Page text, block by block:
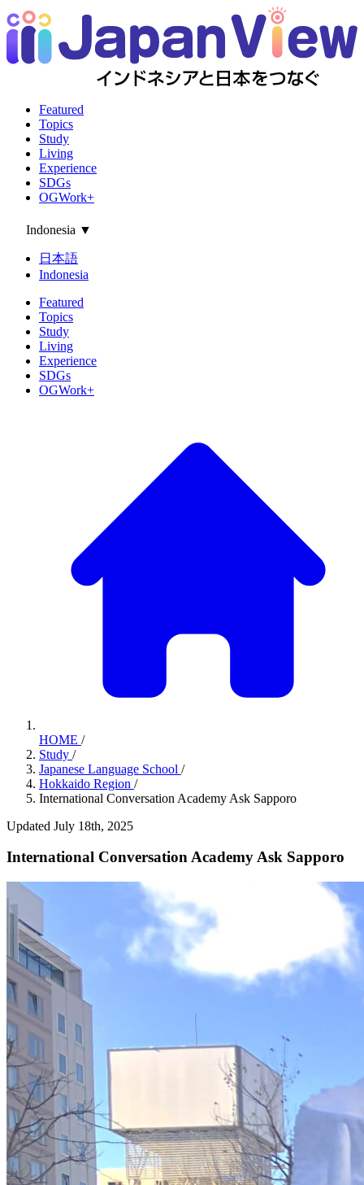
Featured
Topics
Study
Living
Experience
SDGs
OGWork+
Indonesia ▼
日本語
Indonesia
Featured
Topics
Study
Living
Experience
SDGs
OGWork+
HOME /
Study /
Japanese Language School /
Hokkaido Region /
International Conversation Academy Ask Sapporo
Updated July 18th, 2025
International Conversation Academy Ask Sapporo